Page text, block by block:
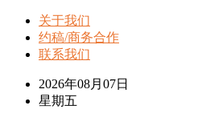
关于我们
约稿/商务合作
联系我们
2026年08月07日
星期五